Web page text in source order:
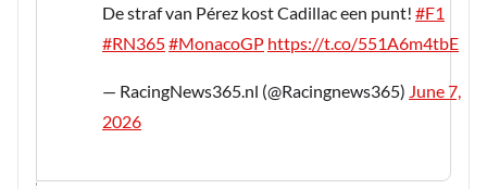
De straf van Pérez kost Cadillac een punt! #F1
#RN365#MonacoGP https://t.co/551A6m4tbE
— RacingNews365.nl (@Racingnews365) June 7,
2026